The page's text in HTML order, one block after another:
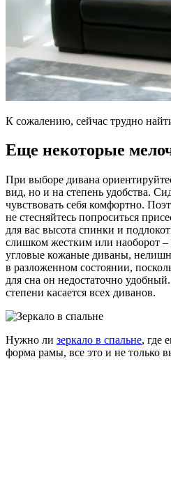
К сожалению, сейчас трудно
Еще некоторые
При выборе дивана
вид, но и на степень удобства.
чувствовать себя комфортно.
не стесняйтесь попроситься
для вас высота спинки и
слишком жестким или наоборот
угловые кожаные диваны,
в разложенном состоянии,
для сна он недостаточно
степени касается всех диванов.
Нужно ли зеркало в спальне, где
форма рамы, все это и не только